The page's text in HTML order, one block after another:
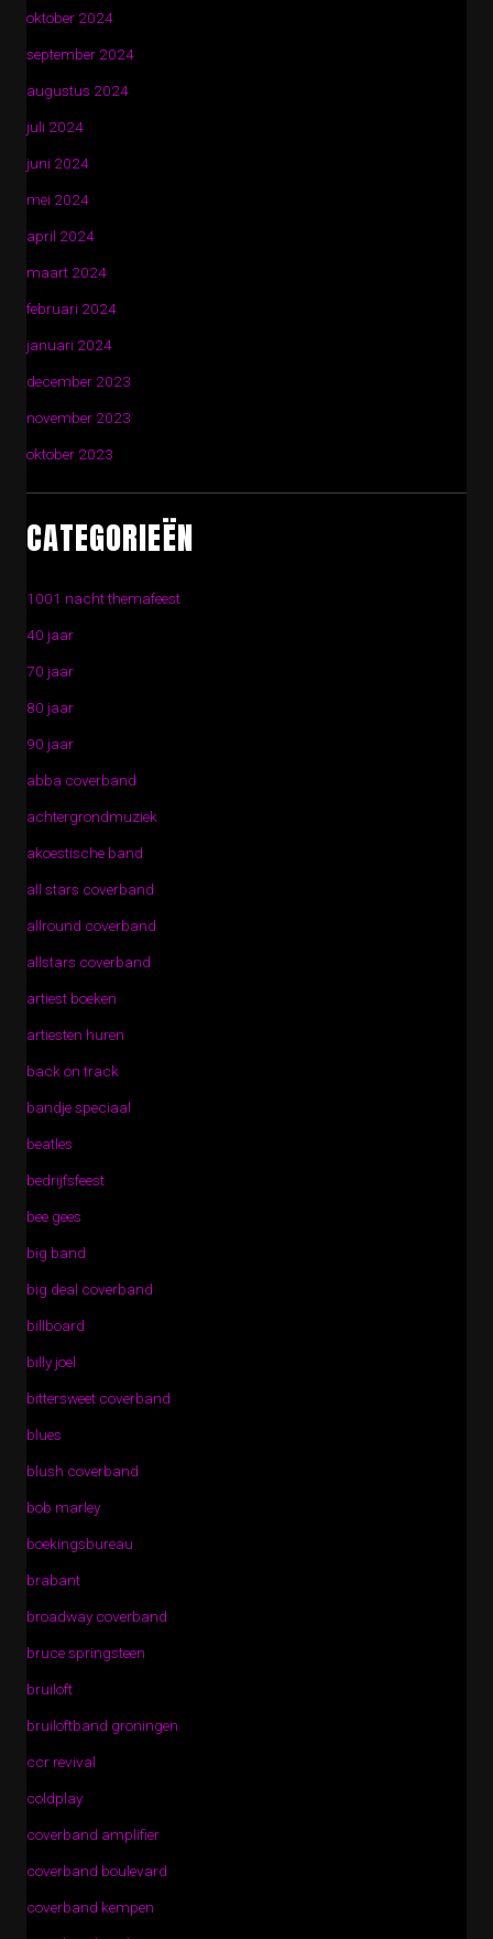
oktober 2024
september 2024
augustus 2024
juli 2024
juni 2024
mei 2024
april 2024
maart 2024
februari 2024
januari 2024
december 2023
november 2023
oktober 2023
CATEGORIEËN
1001 nacht themafeest
40 jaar
70 jaar
80 jaar
90 jaar
abba coverband
achtergrondmuziek
akoestische band
all stars coverband
allround coverband
allstars coverband
artiest boeken
artiesten huren
back on track
bandje speciaal
beatles
bedrijfsfeest
bee gees
big band
big deal coverband
billboard
billy joel
bittersweet coverband
blues
blush coverband
bob marley
boekingsbureau
brabant
broadway coverband
bruce springsteen
bruiloft
bruiloftband groningen
ccr revival
coldplay
coverband amplifier
coverband boulevard
coverband kempen